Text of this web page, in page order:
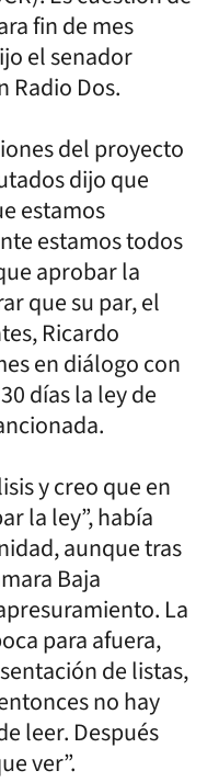
fin de mes
el senador
Radio Dos.
del proyecto
dijo que
estamos
estamos todos
aprobar la
que su par, el
Ricardo
en diálogo con
días la ley de
y creo que en
la ley”, había
aunque tras
Baja
La
para afuera,
de listas,
no hay
leer. Después
ver”.